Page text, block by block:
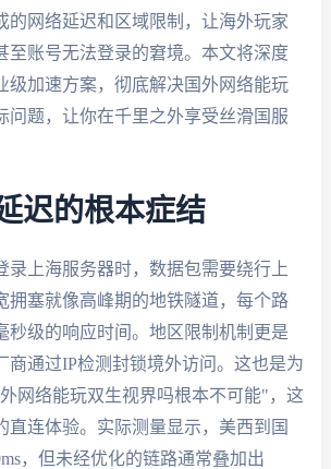
的网络延迟和区域限制，让海外玩家
至账号无法登录的窘境。本文将深度
级加速方案，彻底解决国外网络能玩
问题，让你在千里之外享受丝滑国服
迟的根本症结
录上海服务器时，数据包需要绕行上
拥塞就像高峰期的地铁隧道，每个路
秒级的响应时间。地区限制机制更是
商通过IP检测封锁境外访问。这也是为
网络能玩双生视界吗根本不可能"，这
直连体验。实际测量显示，美西到国
，但未经优化的链路通常叠加出